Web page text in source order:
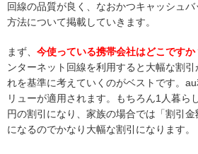
回線の品質が良く、なおかつキャッシュ
方法について掲載していきます。
まず、 今使っている携帯会社はどこですか
ンターネット回線を利用すると大幅な割
れを基準に考えていくのがベストです。
リューが適用されます。もちろん1人暮ら
円の割引になり、家族の場合では「割引金
になるのでかなり大幅な割引になります。